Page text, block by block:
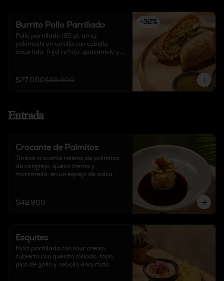
-32%
Burrito Pollo Parrillado
Pollo parrillado (90 g), arroz
yakimeshi en tortilla con cebolla
encurtida, frijol refrito, guacamole y
tomate verde.
$27.000$39.900
Entrada
Crocante de Palmitos
Timbal crocante relleno de palmitos
de cangrejo, queso crema y
mozzarella, en un espejo de salsa
$42.900
Esquites
Maíz parrillado con sour cream,
cubierto con quesito rallado, tajín,
pico de gallo y cebolla encurtida,